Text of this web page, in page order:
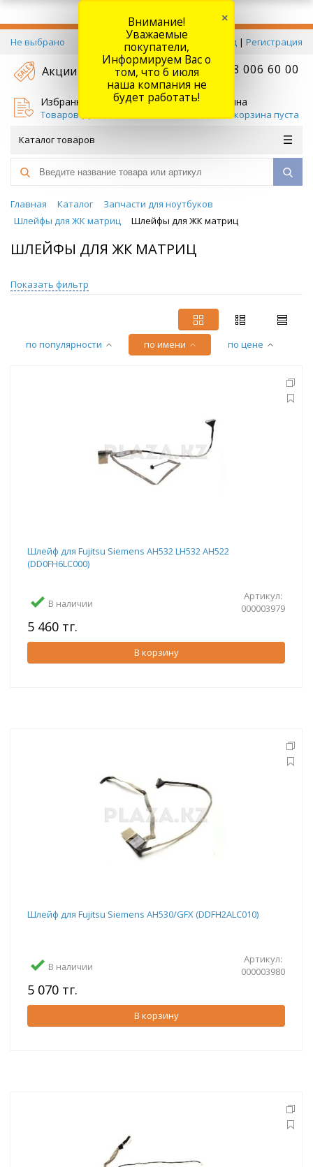
Не выбрано Вход | Регистрация
Акции +7 778 006 60 00
Избранное
Товаров (
Корзина
Ваша корзина пуста
Каталог товаров
Главная Каталог
Запчасти для ноутбуков
Шлейфы для ЖК матриц
Шлейфы для ЖК матриц
ШЛЕЙФЫ ДЛЯ ЖК МАТРИЦ
Показать фильтр
по популярности по имени по цене
Шлейф для Fujitsu Siemens AH532 LH532 AH522
(DD0FH6LC000)
В наличии
Артикул:
000003979
5 460 тг.
В корзину
Шлейф для Fujitsu Siemens AH530/GFX (DDFH2ALC010)
В наличии
Артикул:
000003980
5 070 тг.
В корзину
Внимание!
Уважаемые
покупатели,
Информируем Вас о
том, что 6 июля
наша компания не
будет работать!
×